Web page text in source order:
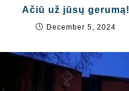
Ačiū už jūsų gerumą!
December 5, 2024